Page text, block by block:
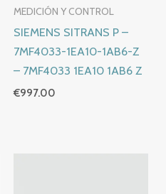
MEDICIÓN Y CONTROL
SIEMENS SITRANS P –
7MF4033-1EA10-1AB6-Z
– 7MF4033 1EA10 1AB6 Z
€997.00